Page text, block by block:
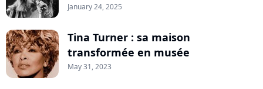
January 24, 2025
Tina Turner : sa maison
transformée en musée
May 31, 2023